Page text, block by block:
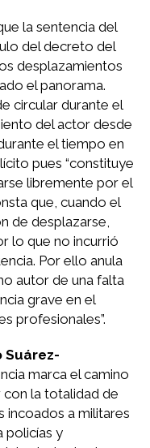
la sentencia del
del decreto del
desplazamientos
el panorama.
circular durante el
del actor desde
el tiempo en
pues “constituye
libremente por el
que, cuando el
de desplazarse,
lo que no incurrió
Por ello anula
autor de una falta
grave en el
profesionales”.
Suárez-
marca el camino
con la totalidad de
incoados a militares
policías y